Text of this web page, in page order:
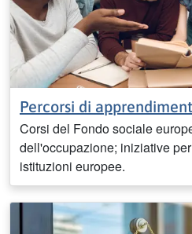
Percorsi di
Corsi del Fondo sociale
dell'occupazione; iniziative
istituzioni europee.